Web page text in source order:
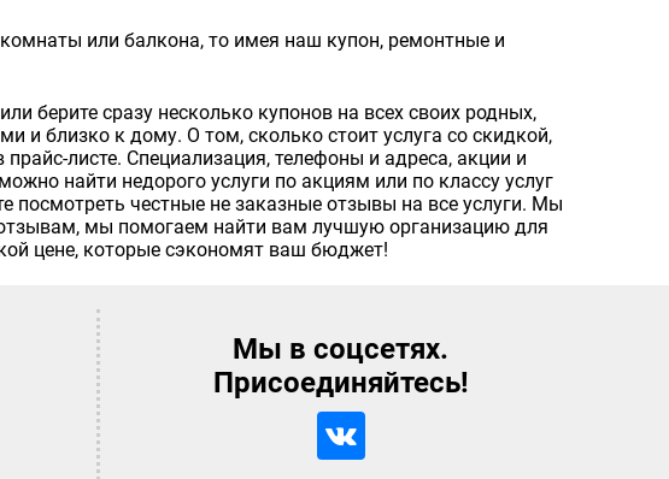
или балкона, то имея наш купон, ремонтные и
берите сразу несколько купонов на всех своих родных,
и близко к дому. О том, сколько стоит услуга со скидкой,
листе. Специализация, телефоны и адреса, акции и
найти недорого услуги по акциям или по классу услуг
честные не заказные отзывы на все услуги. Мы
мы помогаем найти вам лучшую организацию для
цене, которые сэкономят ваш бюджет!
Мы в соцсетях.
Присоединяйтесь!